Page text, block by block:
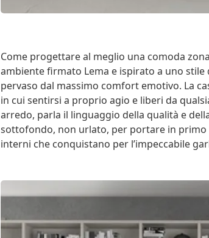
Come progettare al meglio una comoda
ambiente firmato Lema e ispirato a uno
pervaso dal massimo comfort emotivo. La
in cui sentirsi a proprio agio e liberi da
arredo, parla il linguaggio della qualità e
sottofondo, non urlato, per portare in primo
interni che conquistano per l’impeccabile